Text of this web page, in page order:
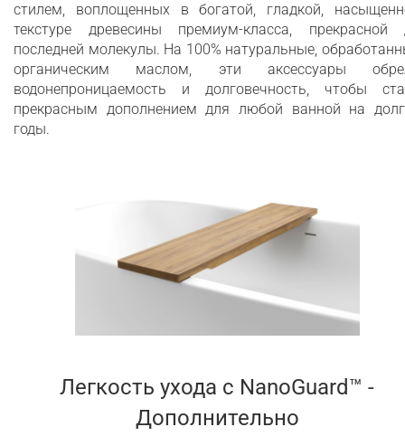
стилем, воплощенных в богатой, гладкой,
текстуре древесины премиум-класса, прекрасной
последней молекулы. На 100% натуральные,
органическим маслом, эти аксессуары
водонепроницаемость и долговечность, чтобы
прекрасным дополнением для любой ванной на
годы.
Легкость ухода c NanoGuard™ -
Дополнительно